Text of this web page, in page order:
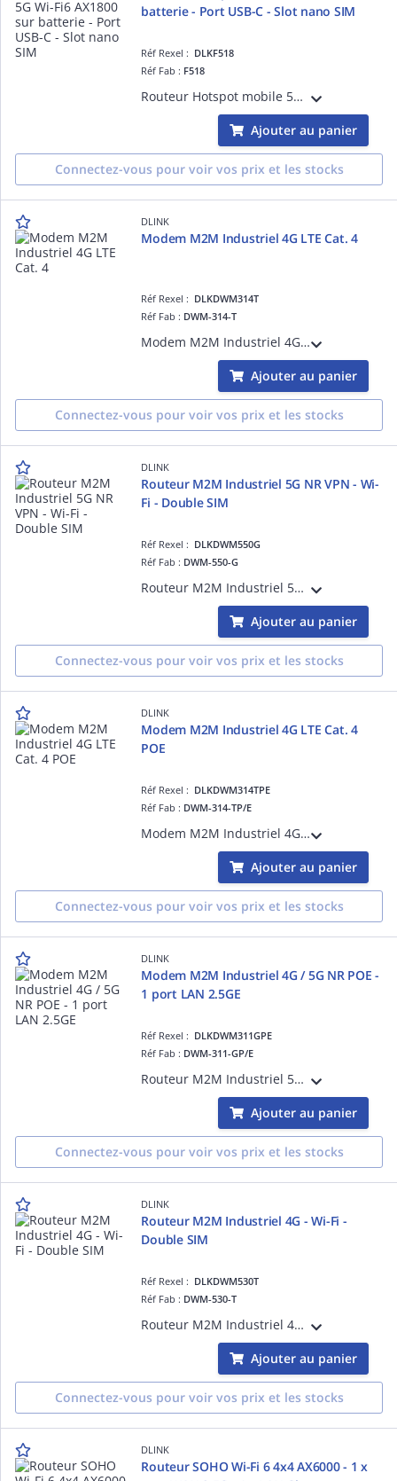
batterie - Port USB-C - Slot nano SIM
Réf Rexel : DLKF518
Réf Fab : F518
Routeur Hotspot mobile 5G NR/4G LTE Wi-Fi 6 AX1800 1 port USB Type-C avec Power Delivery (PD 3.0) pour recharger un appareil tout en restant connecté - Nano SIM - Fonctionne avec n'importe quel opérateur - 16 clients Wi-Fi
Ajouter au panier
Connectez-vous pour voir vos prix et les stocks
DLINK
Modem M2M Industriel 4G LTE Cat. 4
Réf Rexel : DLKDWM314T
Réf Fab : DWM-314-T
Modem M2M Industriel 4G LTE Cat. 4 2 antennes LTE externes - 4 ports LAN FE Débit LTE descendant/montant : 150 Mbps/50 Mbps - un emplacement SIM - Client OpenVPN - Température étendue -30°C à +60°C
Ajouter au panier
Connectez-vous pour voir vos prix et les stocks
DLINK
Routeur M2M Industriel 5G NR VPN - Wi-
Fi - Double SIM
Réf Rexel : DLKDWM550G
Réf Fab : DWM-550-G
Routeur M2M Industriel 5G NR VPN - Wi-Fi - Double SIM 4 antennes cellulaires + 2 x Wi-Fi externes - Wi-Fi AX1800 - Multi-SSID/VLAN-1 port WAN/LAN GE & 3 ports LAN GE - Double SIM Failover - Serveur VPN Température étendue -30°C à +70°C
Ajouter au panier
Connectez-vous pour voir vos prix et les stocks
DLINK
Modem M2M Industriel 4G LTE Cat. 4
POE
Réf Rexel : DLKDWM314TPE
Réf Fab : DWM-314-TP/E
Modem M2M Industriel 4G LTE Cat. 4 POE - 2 antennes LTE externes - 2 ports LAN FE - 2 ports LAN FE PoE - Débit LTE descendant/montant : 150 Mbps/50 Mbps - un emplacement SIM - Client OpenVPN
Ajouter au panier
Connectez-vous pour voir vos prix et les stocks
DLINK
Modem M2M Industriel 4G / 5G NR POE -
1 port LAN 2.5GE
Réf Rexel : DLKDWM311GPE
Réf Fab : DWM-311-GP/E
Routeur M2M Industriel 5G NR PoE - Double SIM 4 antennes cellulaires externes - 1 port LAN 2.5GE PoE Débit 5G descendant/montant : 3.4Gbps/550 Mbps - Double SIM Failover- Client OpenVPN Température étendue -30°C à +60°C
Ajouter au panier
Connectez-vous pour voir vos prix et les stocks
DLINK
Routeur M2M Industriel 4G - Wi-Fi -
Double SIM
Réf Rexel : DLKDWM530T
Réf Fab : DWM-530-T
Routeur M2M Industriel 4G VPN LTE Cat. 4 - Wi-Fi - Double SIM - 2 antennes LTE externes - 2 antennes Wi-Fi externe -Wi-Fi N300- 1 port WAN/LAN FE & 3 ports LAN FE - Double SIM Failover - Serveur VPN - Température étendue -30°C à +70°C
Ajouter au panier
Connectez-vous pour voir vos prix et les stocks
DLINK
Routeur SOHO Wi-Fi 6 4x4 AX6000 - 1 x